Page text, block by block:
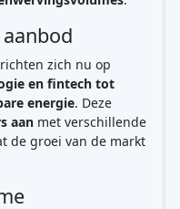
zich nu op
en fintech tot
energie. Deze
aan met verschillende
de groei van de markt